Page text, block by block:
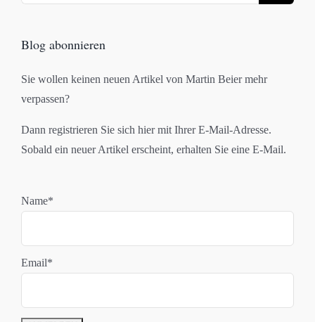
Blog abonnieren
Sie wollen keinen neuen Artikel von Martin Beier mehr
verpassen?
Dann registrieren Sie sich hier mit Ihrer E-Mail-Adresse.
Sobald ein neuer Artikel erscheint, erhalten Sie eine E-Mail.
Name*
Email*